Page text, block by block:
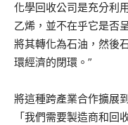
化學回收公司是充分利
乙烯，並不在乎它是否
將其轉化為石油，然後
環經濟的閉環。”
將這種跨產業合作擴展
「我們需要製造商和